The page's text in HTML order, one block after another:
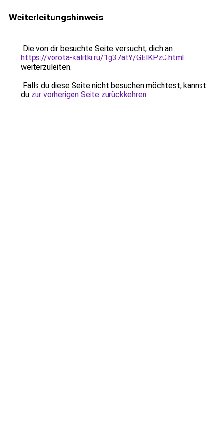
Weiterleitungshinweis
Die von dir besuchte Seite versucht, dich an
https://vorota-kalitki.ru/1g37atY/GBlKPzC.html
weiterzuleiten.
Falls du diese Seite nicht besuchen möchtest, kannst
du zur vorherigen Seite zurückkehren.